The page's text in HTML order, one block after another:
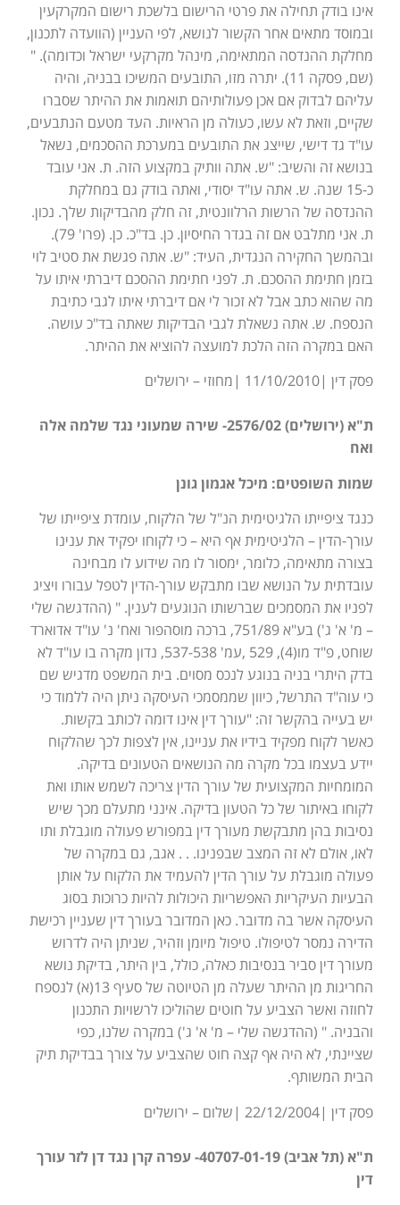
אינו בודק תחילה את פרטי הרישום בלשכת רישום המקרקעין
ובמוסד מתאים אחר הקשור לנושא, לפי העניין (הוועדה לתכנון,
מחלקת ההנדסה המתאימה, מינהל מקרקעי ישראל וכדומה). "
(שם, פסקה 11). יתרה מזו, התובעים המשיכו בבניה, והיה
עליהם לבדוק אם אכן פעולותיהם תואמות את ההיתר שסברו
שקיים, וזאת לא עשו, כעולה מן הראיות. העד מטעם הנתבעים,
עו"ד גד דישי, שייצג את התובעים במערכת ההסכמים, נשאל
בנושא זה והשיב: "ש. אתה וותיק במקצוע הזה. ת. אני עובד
כ-15 שנה. ש. אתה עו"ד יסודי, ואתה בודק גם במחלקת
ההנדסה של הרשות הרלוונטית, זה חלק מהבדיקות שלך. נכון.
ת. אני מתלבט אם זה בגדר החיסיון. כן. בד"כ. כן. (פרו' 79).
ובהמשך החקירה הנגדית, העיד: "ש. אתה פגשת את סטיב לוי
בזמן חתימת ההסכם. ת. לפני חתימת ההסכם דיברתי איתו על
מה שהוא כתב אבל לא זכור לי אם דיברתי איתו לגבי כתיבת
הנספח. ש. אתה נשאלת לגבי הבדיקות שאתה בד"כ עושה.
האם במקרה הזה הלכת למועצה להוציא את ההיתר.
פסק דין |11/10/2010 |מחוזי – ירושלים
ת"א (ירושלים) 2576/02- שירה שמעוני נגד שלמה אלה
ואח
שמות השופטים: מיכל אגמון גונן
כנגד ציפייתו הלגיטימית הנ"ל של הלקוח, עומדת ציפייתו של
עורך-הדין – הלגיטימית אף היא – כי לקוחו יפקיד את ענינו
בצורה מתאימה, כלומר, ימסור לו מה שידוע לו מבחינה
עובדתית על הנושא שבו מתבקש עורך-הדין לטפל עבורו ויציג
לפניו את המסמכים שברשותו הנוגעים לענין. " (ההדגשה שלי
– מ' א' ג') בע"א 751/89, ברכה מוסהפור ואח' נ' עו"ד אדוארד
שוחט, פ"ד מו(4), 529 ,עמ' 537-538, נדון מקרה בו עו"ד לא
בדק היתרי בניה בנוגע לנכס מסוים. בית המשפט מדגיש שם
כי עוה"ד התרשל, כיוון שממסמכי העיסקה ניתן היה ללמוד כי
יש בעייה בהקשר זה: "עורך דין אינו דומה לכותב בקשות.
כאשר לקוח מפקיד בידיו את עניינו, אין לצפות לכך שהלקוח
יידע בעצמו בכל מקרה מה הנושאים הטעונים בדיקה.
המומחיות המקצועית של עורך הדין צריכה לשמש אותו ואת
לקוחו באיתור של כל הטעון בדיקה. אינני מתעלם מכך שיש
נסיבות בהן מתבקשת מעורך דין במפורש פעולה מוגבלת ותו
לאו, אולם לא זה המצב שבפנינו. . . אגב, גם במקרה של
פעולה מוגבלת על עורך הדין להעמיד את הלקוח על אותן
הבעיות העיקריות האפשריות היכולות להיות כרוכות בסוג
העיסקה אשר בה מדובר. כאן המדובר בעורך דין שעניין רכישת
הדירה נמסר לטיפולו. טיפול מיומן וזהיר, שניתן היה לדרוש
מעורך דין סביר בנסיבות כאלה, כולל, בין היתר, בדיקת נושא
החריגות מן ההיתר שעלה מן הטיוטה של סעיף 13(א) לנספח
לחוזה ואשר הצביע על חוטים שהוליכו לרשויות התכנון
והבניה. " (ההדגשה שלי – מ' א' ג') במקרה שלנו, כפי
שציינתי, לא היה אף קצה חוט שהצביע על צורך בבדיקת תיק
הבית המשותף.
פסק דין |22/12/2004 |שלום – ירושלים
ת"א (תל אביב) 40707-01-19- עפרה קרן נגד דן לזר עורך
דין